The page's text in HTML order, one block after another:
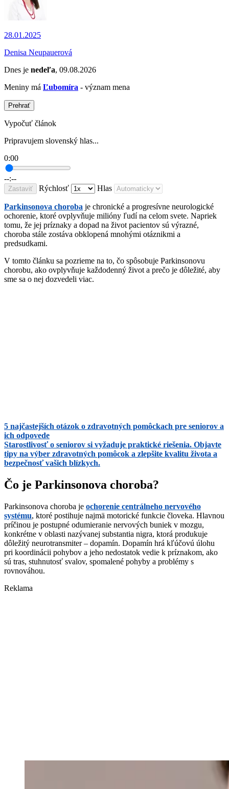
28.01.2025
Denisa Neupauerová
Dnes je nedeľa, 09.08.2026
Meniny má Ľubomíra - význam mena
Prehrať
Vypočuť článok
Pripravujem slovenský hlas...
0:00
--:--
Zastaviť Rýchlosť Hlas
Parkinsonova choroba je chronické a progresívne neurologické
ochorenie, ktoré ovplyvňuje milióny ľudí na celom svete. Napriek
tomu, že jej príznaky a dopad na život pacientov sú výrazné,
choroba stále zostáva obklopená mnohými otáznikmi a
predsudkami.
V tomto článku sa pozrieme na to, čo spôsobuje Parkinsonovu
chorobu, ako ovplyvňuje každodenný život a prečo je dôležité, aby
sme sa o nej dozvedeli viac.
5 najčastejších otázok o zdravotných pomôckach pre seniorov a
ich odpovede
Starostlivosť o seniorov si vyžaduje praktické riešenia. Objavte
tipy na výber zdravotných pomôcok a zlepšite kvalitu života a
bezpečnosť vašich blízkych.
Čo je Parkinsonova choroba?
Parkinsonova choroba je ochorenie centrálneho nervového
systému, ktoré postihuje najmä motorické funkcie človeka. Hlavnou
príčinou je postupné odumieranie nervových buniek v mozgu,
konkrétne v oblasti nazývanej substantia nigra, ktorá produkuje
dôležitý neurotransmiter – dopamín. Dopamín hrá kľúčovú úlohu
pri koordinácii pohybov a jeho nedostatok vedie k príznakom, ako
sú tras, stuhnutosť svalov, spomalené pohyby a problémy s
rovnováhou.
Reklama